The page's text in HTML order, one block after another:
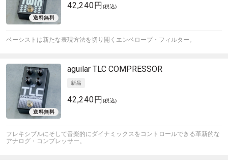
42,240円 (税込)
ベーシストは新たな表現方法を切り開くエンベロープ・フィルター。
aguilar TLC COMPRESSOR
42,240円 (税込)
フレキシブルにそして音楽的にダイナミックスをコントロールできる革新的な
アナログ・コンプレッサー。